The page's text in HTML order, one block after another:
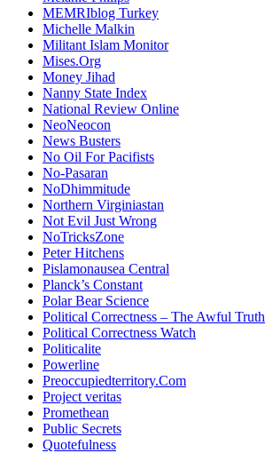
MEMRIblog Turkey
Michelle Malkin
Militant Islam Monitor
Mises.Org
Money Jihad
Nanny State Index
National Review Online
NeoNeocon
News Busters
No Oil For Pacifists
No-Pasaran
NoDhimmitude
Northern Virginiastan
Not Evil Just Wrong
NoTricksZone
Peter Hitchens
Pislamonausea Central
Planck’s Constant
Polar Bear Science
Political Correctness – The Awful Truth
Political Correctness Watch
Politicalite
Powerline
Preoccupiedterritory.Com
Project veritas
Promethean
Public Secrets
Quotefulness